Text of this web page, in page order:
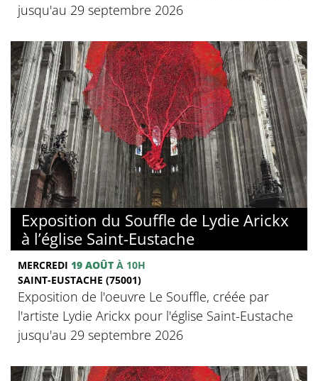
jusqu'au 29 septembre 2026
Exposition du Souffle de Lydie Arickx
à l’église Saint-Eustache
MERCREDI 19 AOÛT À 10H
SAINT-EUSTACHE (75001)
Exposition de l'oeuvre Le Souffle, créée par
l'artiste Lydie Arickx pour l'église Saint-Eustache
jusqu'au 29 septembre 2026